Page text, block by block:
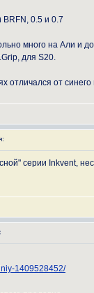
0.5 и 0.7
много на Али и
для S20.
отличался от
серии Inkvent,
1409528452/